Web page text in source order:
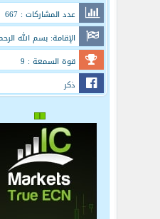
عدد المشاركات : 667
الإقامة: بسم الله
الرحيم
قوة السمعة : 9
ذكر